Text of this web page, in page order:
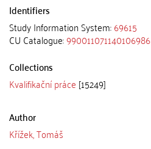
Identifiers
Study Information System:69615
CU Catalogue:990011071140106986
Collections
Kvalifikační práce [15249]
Author
Křížek, Tomáš